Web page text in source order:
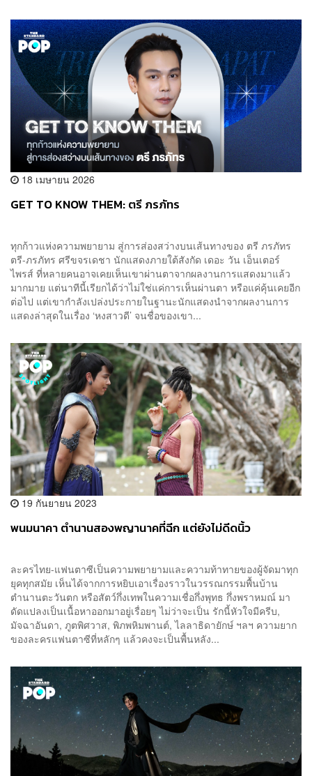
18 เมษายน 2026
GET TO KNOW THEM: ตรี ภรภัทร
ทุกก้าวแห่งความพยายาม สู่การส่องสว่างบนเส้นทางของ ตรี ภรภัทร
ตรี-ภรภัทร ศรีขจรเดชา นักแสดงภายใต้สังกัด เดอะ วัน เอ็นเตอร์
ไพรส์ ที่หลายคนอาจเคยเห็นเขาผ่านตาจากผลงานการแสดงมาแล้ว
มากมาย แต่นาทีนี้เรียกได้ว่าไม่ใช่แค่การเห็นผ่านตา หรือแค่คุ้นเคยอีก
ต่อไป แต่เขากำลังเปล่งประกายในฐานะนักแสดงนำจากผลงานการ
แสดงล่าสุดในเรื่อง ‘หงสาวดี’ จนชื่อของเขา...
19 กันยายน 2023
พนมนาคา ตำนานสองพญานาคที่ฉีก แต่ยังไม่ดีดนิ้ว
ละครไทย-แฟนตาซีเป็นความพยายามและความท้าทายของผู้จัดมาทุก
ยุคทุกสมัย เห็นได้จากการหยิบเอาเรื่องราวในวรรณกรรมพื้นบ้าน
ตำนานตะวันตก หรือสัตว์กึ่งเทพในความเชื่อกึ่งพุทธ กึ่งพราหมณ์ มา
ดัดแปลงเป็นเนื้อหาออกมาอยู่เรื่อยๆ ไม่ว่าจะเป็น รักนี้หัวใจมีครีบ,
มัจฉาอันดา, ภูตพิศวาส, พิภพหิมพานต์, ไลลาธิดายักษ์ ฯลฯ ความยาก
ของละครแฟนตาซีที่หลักๆ แล้วคงจะเป็นพื้นหลัง...